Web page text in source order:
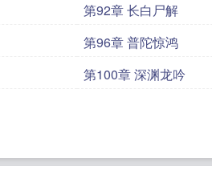
第92章 长白尸解
第96章 普陀惊鸿
第100章 深渊龙吟